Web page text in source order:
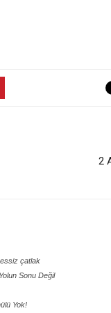
2
çatlak
Sonu Değil
Yok!